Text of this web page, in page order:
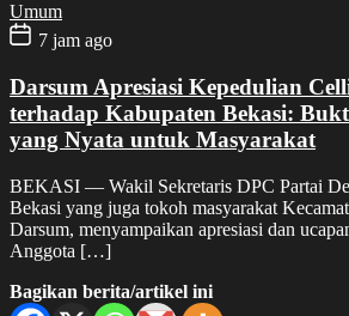
Umum
7 jam ago
Darsum Apresiasi Kepedulian
terhadap Kabupaten Bekasi:
yang Nyata untuk Masyarakat
BEKASI — Wakil Sekretaris DPC Partai
Bekasi yang juga tokoh masyarakat
Darsum, menyampaikan apresiasi dan
Anggota […]
Bagikan berita/artikel ini